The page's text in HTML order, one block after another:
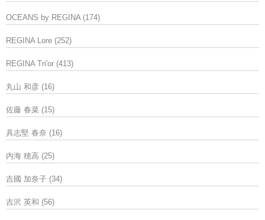
OCEANS by REGINA(174)
REGINA Lore (252)
REGINA Tri'or (413)
丸山 和彦 (16)
佐藤 春菜 (15)
具志堅 春奈 (16)
内海 穂高 (25)
吉國 加奈子 (34)
吉沢 英和 (56)